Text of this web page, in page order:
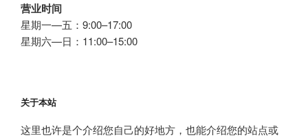
营业时间
星期一—五：9:00–17:00
星期六—日：11:00–15:00
关于本站
这里也许是个介绍您自己的好地方，也能介绍您的站点或